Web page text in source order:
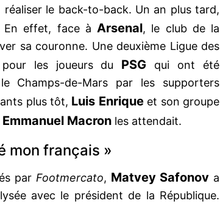
le back-to-back. Un an plus tard,
En effet, face à Arsenal, le club de la
sa couronne. Une deuxième Ligue des
pour les joueurs du PSG
qui ont été
Champs-de-Mars par les supporters
plus tôt, Luis Enriqueet son groupe
Emmanuel Macron les attendait.
mon français »
par Footmercato, Matvey Safonov a
avec le président de la République.